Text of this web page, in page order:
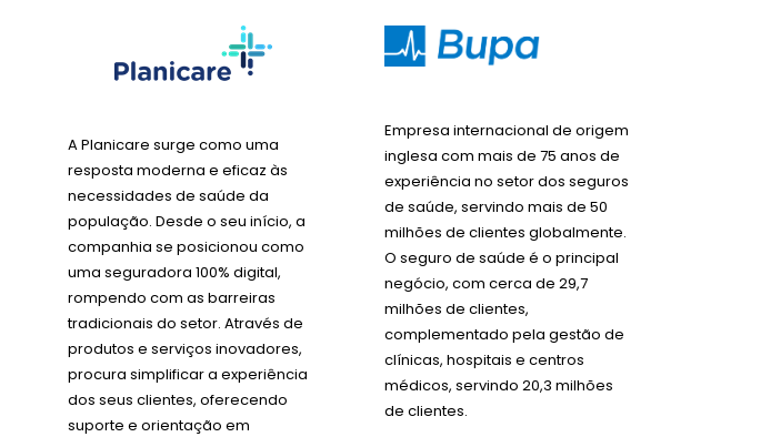
A Planicare surge como uma
resposta moderna e eficaz às
necessidades de saúde da
população. Desde o seu início, a
companhia se posicionou como
uma seguradora 100% digital,
rompendo com as barreiras
tradicionais do setor. Através de
produtos e serviços inovadores,
procura simplificar a experiência
dos seus clientes, oferecendo
suporte e orientação em
Empresa internacional de origem
inglesa com mais de 75 anos de
experiência no setor dos seguros
de saúde, servindo mais de 50
milhões de clientes globalmente.
O seguro de saúde é o principal
negócio, com cerca de 29,7
milhões de clientes,
complementado pela gestão de
clínicas, hospitais e centros
médicos, servindo 20,3 milhões
de clientes.